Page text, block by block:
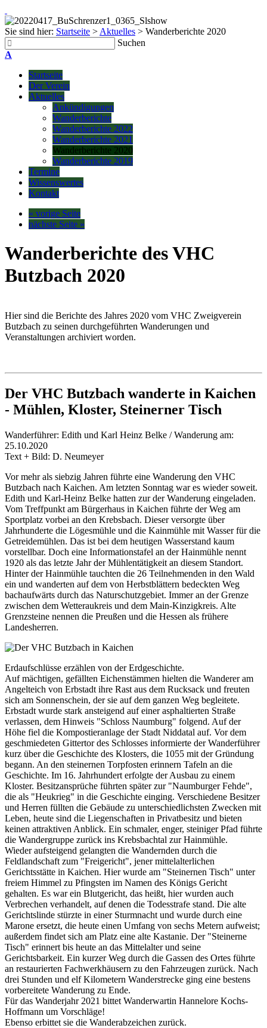
Sie sind hier: Startseite > Aktuelles > Wanderberichte 2020
Suchen
A
Startseite
Der Verein
Aktuelles
Ankündigungen
Wanderberichte
Wanderberichte 2022
Wanderberichte 2021
Wanderberichte 2020
Wanderberichte 2019
Termine
Wissenswertes
Kontakt
« vorige Seite
nächste Seite »
Wanderberichte des VHC
Butzbach 2020
Hier sind die Berichte des Jahres 2020 vom VHC Zweigverein
Butzbach zu seinen durchgeführten Wanderungen und
Veranstaltungen archiviert worden.
Der VHC Butzbach wanderte in Kaichen
- Mühlen, Kloster, Steinerner Tisch
Wanderführer: Edith und Karl Heinz Belke / Wanderung am:
25.10.2020
Text + Bild: D. Neumeyer
Vor mehr als siebzig Jahren führte eine Wanderung den VHC
Butzbach nach Kaichen. Am letzten Sonntag war es wieder soweit.
Edith und Karl-Heinz Belke hatten zur der Wanderung eingeladen.
Vom Treffpunkt am Bürgerhaus in Kaichen führte der Weg am
Sportplatz vorbei an den Krebsbach. Dieser versorgte über
Jahrhunderte die Lögesmühle und die Kainmühle mit Wasser für die
Getreidemühlen. Das ist bei dem heutigen Wasserstand kaum
vorstellbar. Doch eine Informationstafel an der Hainmühle nennt
1920 als das letzte Jahr der Mühlentätigkeit an diesem Standort.
Hinter der Hainmühle tauchten die 26 Teilnehmenden in den Wald
ein und wanderten auf dem von Herbstblättern bedeckten Weg
bachaufwärts durch das Naturschutzgebiet. Immer an der Grenze
zwischen dem Wetteraukreis und dem Main-Kinzigkreis. Alte
Grenzsteine nennen die Preußen und die Hessen als frühere
Landesherren.
Erdaufschlüsse erzählen von der Erdgeschichte.
Auf mächtigen, gefällten Eichenstämmen hielten die Wanderer am
Angelteich von Erbstadt ihre Rast aus dem Rucksack und freuten
sich am Sonnenschein, der sie auf dem ganzen Weg begleitete.
Erbstadt wurde stark ansteigend auf einer asphaltierten Straße
verlassen, dem Hinweis "Schloss Naumburg" folgend. Auf der
Höhe fiel die Kompostieranlage der Stadt Niddatal auf. Vor dem
geschmiedeten Gittertor des Schlosses informierte der Wanderführer
kurz über die Geschichte des Klosters, die 1055 mit der Gründung
begann. An den steinernen Torpfosten erinnern Tafeln an die
Geschichte. Im 16. Jahrhundert erfolgte der Ausbau zu einem
Kloster. Besitzansprüche führten später zur "Naumburger Fehde",
die als "Heukrieg" in die Geschichte einging. Verschiedene Besitzer
und Herren füllten die Gebäude zu unterschiedlichsten Zwecken mit
Leben, heute sind die Liegenschaften in Privatbesitz und bieten
keinen attraktiven Anblick. Ein schmaler, enger, steiniger Pfad führte
die Wandergruppe zurück ins Krebsbachtal zur Hainmühle.
Wieder aufsteigend gelangten die Wandernden durch die
Feldlandschaft zum "Freigericht", jener mittelalterlichen
Gerichtsstätte in Kaichen. Hier wurde am "Steinernen Tisch" unter
freiem Himmel zu Pfingsten im Namen des Königs Gericht
gehalten. Es war ein Blutgericht, das heißt, hier wurden auch
Verbrechen verhandelt, auf denen die Todesstrafe stand. Die alte
Gerichtslinde stürzte in einer Sturmnacht und wurde durch eine
Marone ersetzt, die heute einen Umfang von sechs Metern aufweist;
außerdem findet sich am Platz eine alte Kastanie. Der "Steinerne
Tisch" erinnert bis heute an das Mittelalter und seine
Gerichtsbarkeit. Ein kurzer Weg durch die Gassen des Ortes führte
an restaurierten Fachwerkhäusern zu den Fahrzeugen zurück. Nach
drei Stunden und elf Kilometern Wanderstrecke ging eine bestens
vorbereitete Wanderung zu Ende.
Für das Wanderjahr 2021 bittet Wanderwartin Hannelore Kochs-
Hoffmann um Vorschläge!
Ebenso erbittet sie die Wanderabzeichen zurück.